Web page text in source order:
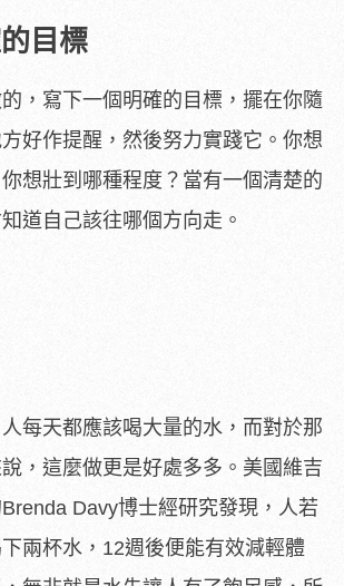
目標
，寫下一個明確的目標，擺在你隨
好作提醒，然後努力實踐它。你想
想壯到哪種程度？當有一個清楚的
道自己該往哪個方向走。
每天都應該喝大量的水，而對於那
，這麼做更是好處多多。美國維吉
Davy博士經研究發現，人若
兩杯水，12週後便能有效減輕體